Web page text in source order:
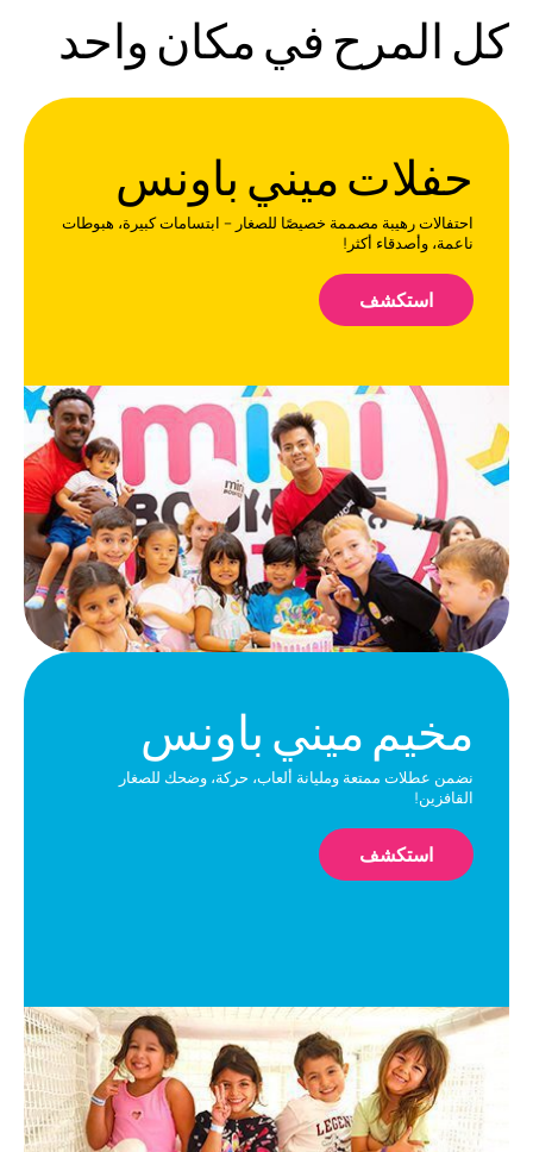
كل المرح في مكان واحد
حفلات ميني باونس
احتفالات رهيبة مصممة خصيصًا للصغار – ابتسامات كبيرة، هبوطات
ناعمة، وأصدقاء أكثر!
استكشف
مخيم ميني باونس
نضمن عطلات ممتعة ومليانة ألعاب، حركة، وضحك للصغار
القافزين!
استكشف